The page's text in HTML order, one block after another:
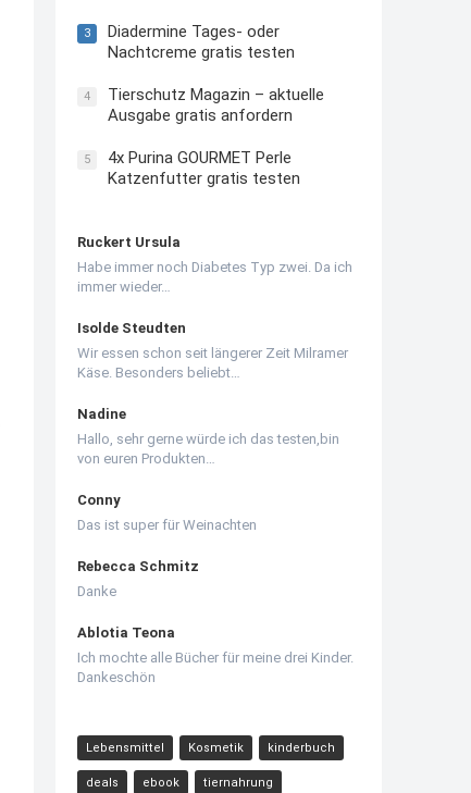
3
Diadermine Tages- oder
Nachtcreme gratis testen
4
Tierschutz Magazin – aktuelle
Ausgabe gratis anfordern
5
4x Purina GOURMET Perle
Katzenfutter gratis testen
Ruckert Ursula
Habe immer noch Diabetes Typ zwei. Da ich
immer wieder…
Isolde Steudten
Wir essen schon seit längerer Zeit Milramer
Käse. Besonders beliebt…
Nadine
Hallo, sehr gerne würde ich das testen,bin
von euren Produkten…
Conny
Das ist super für Weinachten
Rebecca Schmitz
Danke
Ablotia Teona
Ich mochte alle Bücher für meine drei Kinder.
Dankeschön
Lebensmittel Kosmetik kinderbuch
deals ebook tiernahrung